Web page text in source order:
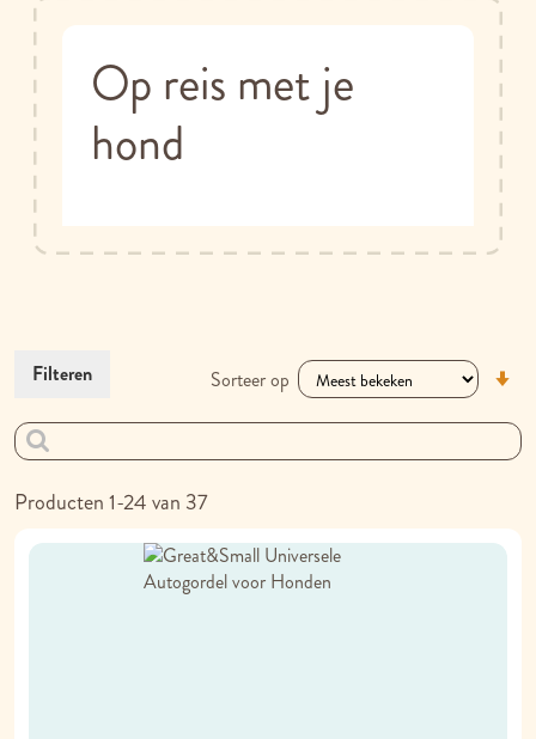
inhoud
Op reis met je
hond
Producten1-24van 37
Sorteer op
Filteren